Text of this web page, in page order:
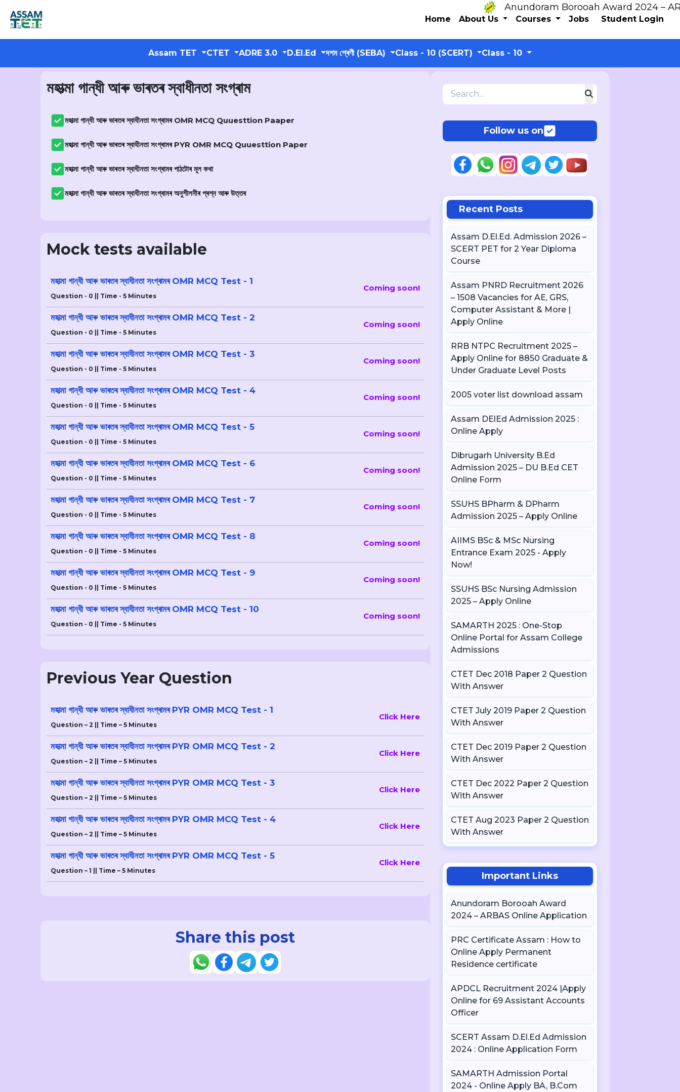
Anundoram Borooah Award 2024 –
Home About Us Courses Jobs Student Login
Assam TET CTET ADRE 3.0 D.El.Ed দশম শ্ৰেণী (SEBA) Class - 10 (SCERT) Class - 10
মহাত্মা গান্ধী আৰু ভাৰতৰ স্বাধীনতা সংগ্ৰাম
মহাত্মা গান্ধী আৰু ভাৰতৰ স্বাধীনতা সংগ্ৰামৰ OMR MCQ Quuesttion Paaper
মহাত্মা গান্ধী আৰু ভাৰতৰ স্বাধীনতা সংগ্ৰামৰ PYR OMR MCQ Quuesttion Paper
মহাত্মা গান্ধী আৰু ভাৰতৰ স্বাধীনতা সংগ্ৰামৰ পাঠটোৰ মূল কথা
মহাত্মা গান্ধী আৰু ভাৰতৰ স্বাধীনতা সংগ্ৰামৰ অনুশীলনীৰ প্ৰশ্ন আৰু উত্তৰ
Mock tests available
মহাত্মা গান্ধী আৰু ভাৰতৰ স্বাধীনতা সংগ্ৰামৰ OMR MCQ Test - 1
Question - 0 || Time - 5 Minutes
Coming soon!
মহাত্মা গান্ধী আৰু ভাৰতৰ স্বাধীনতা সংগ্ৰামৰ OMR MCQ Test - 2
Question - 0 || Time - 5 Minutes
Coming soon!
মহাত্মা গান্ধী আৰু ভাৰতৰ স্বাধীনতা সংগ্ৰামৰ OMR MCQ Test - 3
Question - 0 || Time - 5 Minutes
Coming soon!
মহাত্মা গান্ধী আৰু ভাৰতৰ স্বাধীনতা সংগ্ৰামৰ OMR MCQ Test - 4
Question - 0 || Time - 5 Minutes
Coming soon!
মহাত্মা গান্ধী আৰু ভাৰতৰ স্বাধীনতা সংগ্ৰামৰ OMR MCQ Test - 5
Question - 0 || Time - 5 Minutes
Coming soon!
মহাত্মা গান্ধী আৰু ভাৰতৰ স্বাধীনতা সংগ্ৰামৰ OMR MCQ Test - 6
Question - 0 || Time - 5 Minutes
Coming soon!
মহাত্মা গান্ধী আৰু ভাৰতৰ স্বাধীনতা সংগ্ৰামৰ OMR MCQ Test - 7
Question - 0 || Time - 5 Minutes
Coming soon!
মহাত্মা গান্ধী আৰু ভাৰতৰ স্বাধীনতা সংগ্ৰামৰ OMR MCQ Test - 8
Question - 0 || Time - 5 Minutes
Coming soon!
মহাত্মা গান্ধী আৰু ভাৰতৰ স্বাধীনতা সংগ্ৰামৰ OMR MCQ Test - 9
Question - 0 || Time - 5 Minutes
Coming soon!
মহাত্মা গান্ধী আৰু ভাৰতৰ স্বাধীনতা সংগ্ৰামৰ OMR MCQ Test - 10
Question - 0 || Time - 5 Minutes
Coming soon!
Previous Year Question
মহাত্মা গান্ধী আৰু ভাৰতৰ স্বাধীনতা সংগ্ৰামৰ PYR OMR MCQ Test - 1
Question – 2 || Time – 5 Minutes
Click Here
মহাত্মা গান্ধী আৰু ভাৰতৰ স্বাধীনতা সংগ্ৰামৰ PYR OMR MCQ Test - 2
Question – 2 || Time – 5 Minutes
Click Here
মহাত্মা গান্ধী আৰু ভাৰতৰ স্বাধীনতা সংগ্ৰামৰ PYR OMR MCQ Test - 3
Question – 2 || Time – 5 Minutes
Click Here
মহাত্মা গান্ধী আৰু ভাৰতৰ স্বাধীনতা সংগ্ৰামৰ PYR OMR MCQ Test - 4
Question – 2 || Time – 5 Minutes
Click Here
মহাত্মা গান্ধী আৰু ভাৰতৰ স্বাধীনতা সংগ্ৰামৰ PYR OMR MCQ Test - 5
Question – 1 || Time – 5 Minutes
Click Here
Share this post
Follow us on
Recent Posts
Assam D.El.Ed. Admission 2026 –
SCERT PET for 2 Year Diploma
Course
Assam PNRD Recruitment 2026
– 1508 Vacancies for AE, GRS,
Computer Assistant & More |
Apply Online
RRB NTPC Recruitment 2025 –
Apply Online for 8850 Graduate &
Under Graduate Level Posts
2005 voter list download assam
Assam DElEd Admission 2025 :
Online Apply
Dibrugarh University B.Ed
Admission 2025 – DU B.Ed CET
Online Form
SSUHS BPharm & DPharm
Admission 2025 – Apply Online
AIIMS BSc & MSc Nursing
Entrance Exam 2025 - Apply
Now!
SSUHS BSc Nursing Admission
2025 – Apply Online
SAMARTH 2025 : One-Stop
Online Portal for Assam College
Admissions
CTET Dec 2018 Paper 2 Question
With Answer
CTET July 2019 Paper 2 Question
With Answer
CTET Dec 2019 Paper 2 Question
With Answer
CTET Dec 2022 Paper 2 Question
With Answer
CTET Aug 2023 Paper 2 Question
With Answer
Important Links
Anundoram Borooah Award
2024 – ARBAS Online Application
PRC Certificate Assam : How to
Online Apply Permanent
Residence certificate
APDCL Recruitment 2024 |Apply
Online for 69 Assistant Accounts
Officer
SCERT Assam D.El.Ed Admission
2024 : Online Application Form
SAMARTH Admission Portal
2024 - Online Apply BA, B.Com